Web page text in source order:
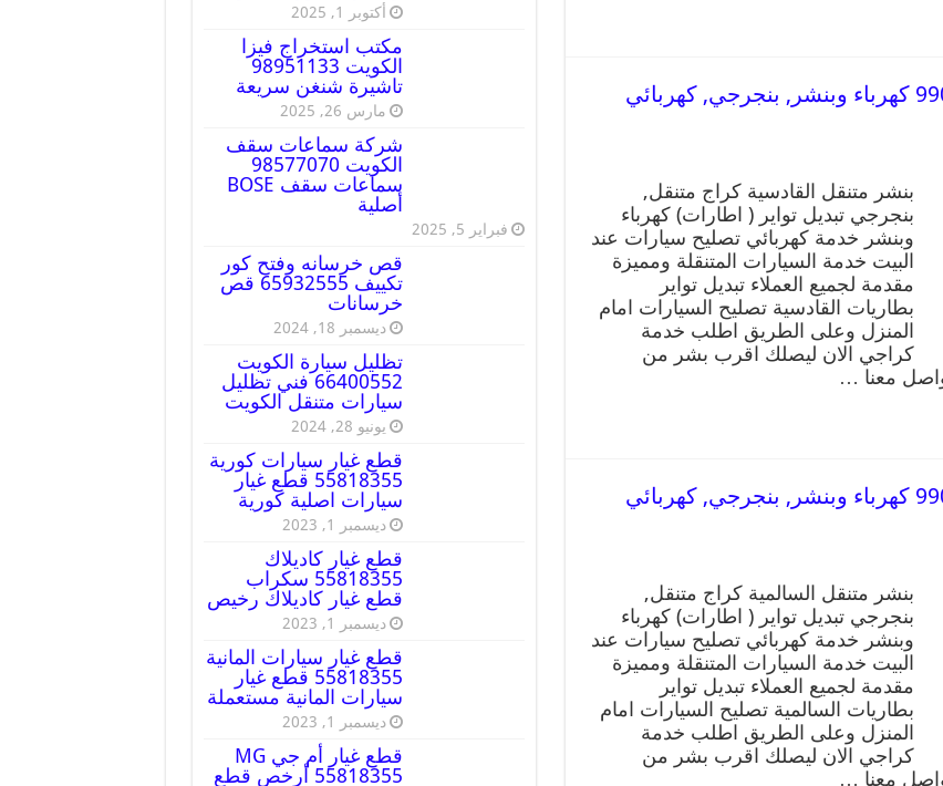
بنشر متنقل | كراج القادسية 99007355 كهرباء وبنشر, بنجرجي, كهربائي
بنشر متنقل القادسية كراج متنقل,
بنجرجي تبديل تواير ( اطارات) كهرباء
وبنشر خدمة كهربائي تصليح سيارات عند
البيت خدمة السيارات المتنقلة ومميزة
مقدمة لجميع العملاء تبديل تواير
بطاريات القادسية تصليح السيارات امام
المنزل وعلى الطريق اطلب خدمة
كراجي الان ليصلك اقرب بشر من
بنشر متنقل | كراج السالمية 99007355 كهرباء وبنشر, بنجرجي, كهربائي
بنشر متنقل السالمية كراج متنقل,
بنجرجي تبديل تواير ( اطارات) كهرباء
وبنشر خدمة كهربائي تصليح سيارات عند
البيت خدمة السيارات المتنقلة ومميزة
مقدمة لجميع العملاء تبديل تواير
بطاريات السالمية تصليح السيارات امام
المنزل وعلى الطريق اطلب خدمة
كراجي الان ليصلك اقرب بشر من
أكتوبر 1, 2025
مكتب استخراج فيزا
الكويت 98951133
تاشيرة شنغن سريعة
مارس 26, 2025
شركة سماعات سقف
الكويت 98577070
سماعات سقف BOSE
أصلية
فبراير 5, 2025
قص خرسانه وفتح كور
تكييف 65932555 قص
خرسانات
ديسمبر 18, 2024
تظليل سيارة الكويت
66400552 فني تظليل
سيارات متنقل الكويت
يونيو 28, 2024
قطع غيار سيارات كورية
55818355 قطع غيار
سيارات اصلية كورية
ديسمبر 1, 2023
قطع غيار كاديلاك
55818355 سكراب
قطع غيار كاديلاك رخيص
ديسمبر 1, 2023
قطع غيار سيارات المانية
55818355 قطع غيار
سيارات المانية مستعملة
ديسمبر 1, 2023
قطع غيار أم جي MG
55818355 أرخص قطع